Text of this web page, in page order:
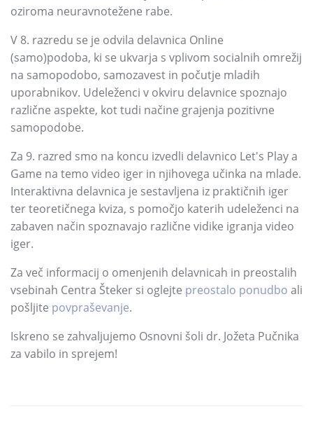
oziroma neuravnotežene rabe.
V 8. razredu se je odvila delavnica Online
(samo)podoba, ki se ukvarja s vplivom socialnih omrežij
na samopodobo, samozavest in počutje mladih
uporabnikov. Udeleženci v okviru delavnice spoznajo
različne aspekte, kot tudi načine grajenja pozitivne
samopodobe.
Za 9. razred smo na koncu izvedli delavnico Let's Play a
Game na temo video iger in njihovega učinka na mlade.
Interaktivna delavnica je sestavljena iz praktičnih iger
ter teoretičnega kviza, s pomočjo katerih udeleženci na
zabaven način spoznavajo različne vidike igranja video
iger.
Za več informacij o omenjenih delavnicah in preostalih
vsebinah Centra Šteker si oglejte preostalo ponudbo ali
pošljite povpraševanje.
Iskreno se zahvaljujemo Osnovni šoli dr. Jožeta Pučnika
za vabilo in sprejem!